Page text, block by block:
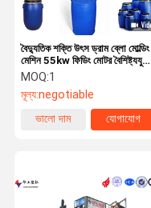
বৈদ্যুতিক শক্তি উৎস ড্রাম ব্লো মোল্ডিং
মেশিন 55kw ফিডিং মোটর বৈশিষ্ট্যযুক্ত
প্লাস্টিকের ধারক উত্পাদন জন্য উপযুক্ত
MOQ:1
মূল্য:negotiable
ভালো দাম
যোগাযোগ